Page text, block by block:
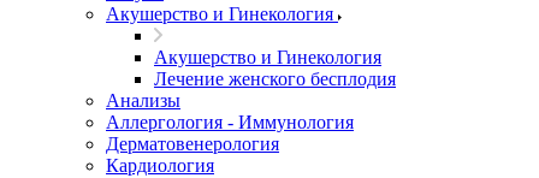
Акушерство и Гинекология
Акушерство и Гинекология
Лечение женского бесплодия
Анализы
Аллергология - Иммунология
Дерматовенерология
Кардиология